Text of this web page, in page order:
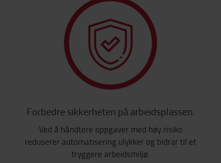
Forbedre sikkerheten på arbeidsplassen.
Ved å håndtere oppgaver med høy risiko
reduserer automatisering ulykker og bidrar til et
tryggere arbeidsmiljø.